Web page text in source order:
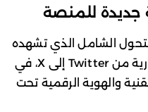
جديدة للمنصة
الشامل الذي تشهده
المنصة منذ تغيير علامتها التجارية من Twitter إلى X، في
والهوية الرقمية تحت